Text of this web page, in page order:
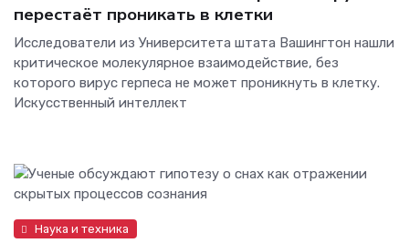
перестаёт проникать в клетки
Исследователи из Университета штата Вашингтон нашли
критическое молекулярное взаимодействие, без
которого вирус герпеса не может проникнуть в клетку.
Искусственный интеллект
Наука и техника